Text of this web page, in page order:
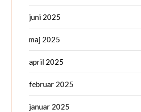
juni 2025
maj 2025
april 2025
februar 2025
januar 2025